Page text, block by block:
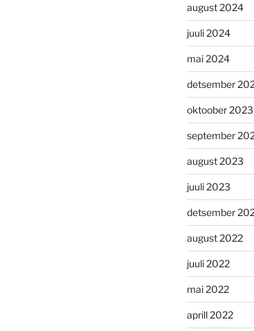
august 2024
juuli 2024
mai 2024
detsember
oktoober 2023
september
august 2023
juuli 2023
detsember
august 2022
juuli 2022
mai 2022
aprill 2022